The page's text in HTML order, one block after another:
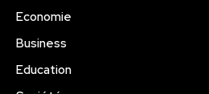
Economie
Business
Education